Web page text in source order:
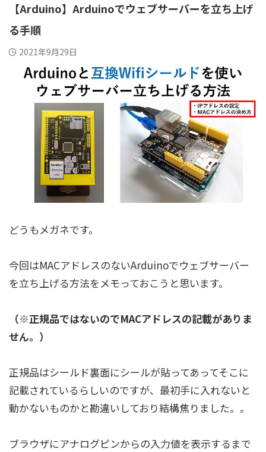
【Arduino】Arduinoでウェブサーバーを立ち上げ
る手順
2021年9月29日
どうもメガネです。
今回はMACアドレスのないArduinoでウェブサーバー
を立ち上げる方法をメモっておこうと思います。
（※正規品ではないのでMACアドレスの記載がありま
せん。）
正規品はシールド裏面にシールが貼ってあってそこに
記載されているらしいのですが、最初手に入れないと
動かないものかと勘違いしており結構焦りました。。
ブラウザにアナログピンからの入力値を表示するまで